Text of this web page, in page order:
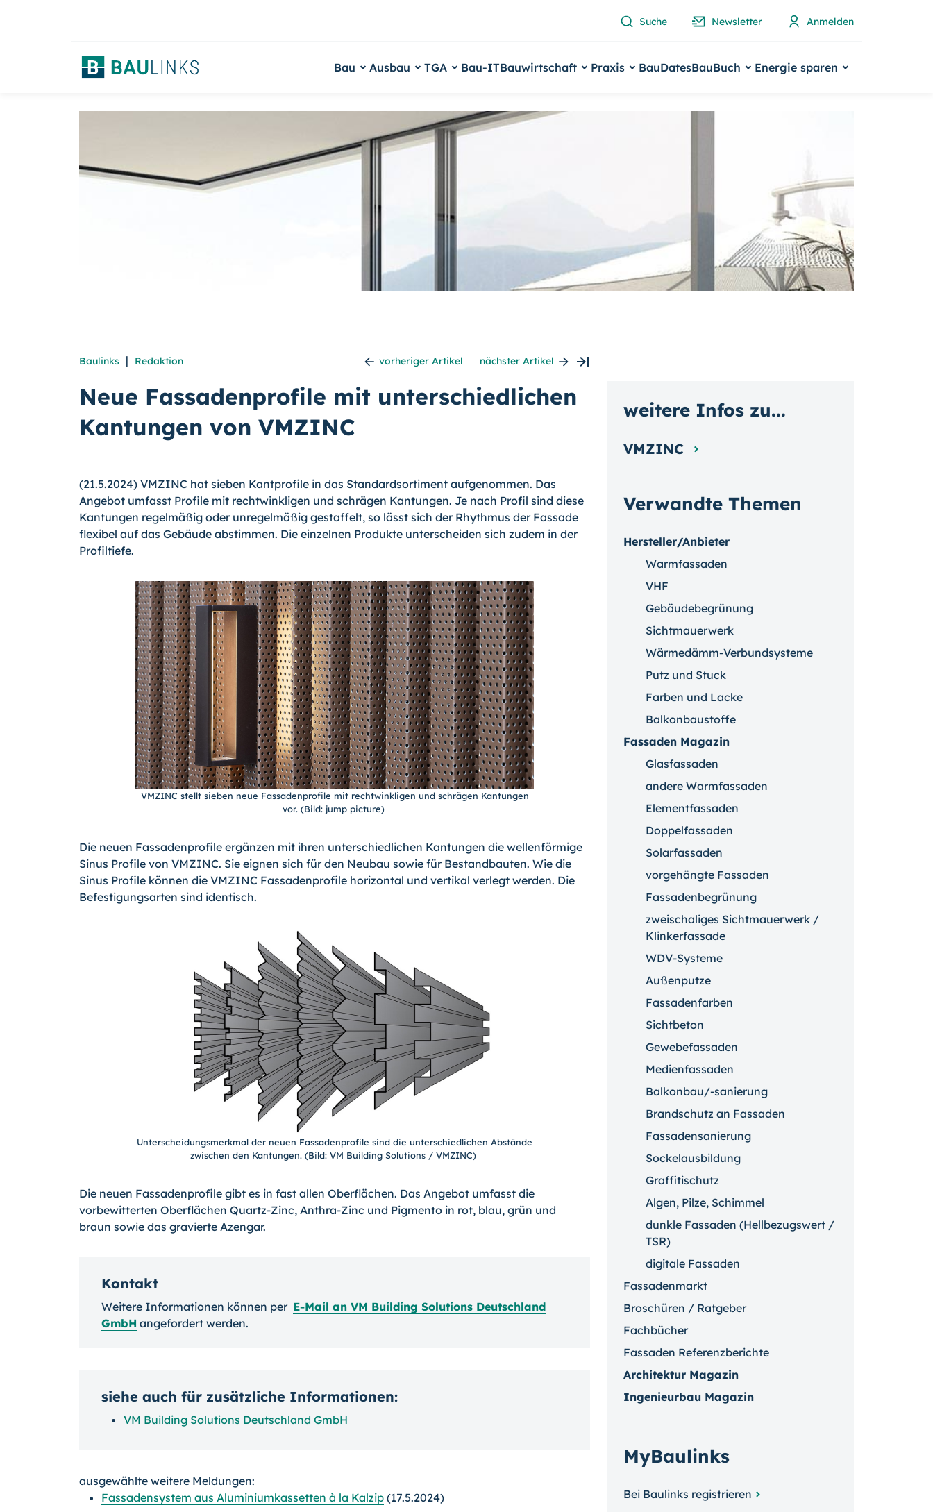
Suche Newsletter Anmelden
Bau Ausbau TGA Bau-ITBauwirtschaft Praxis BauDatesBauBuch Energie sparen
Baulinks | Redaktion vorheriger Artikel nächster Artikel
Neue Fassadenprofile mit unterschiedlichen
Kantungen von VMZINC
(21.5.2024) VMZINC hat sieben Kantprofile in das Standardsortiment aufgenommen. Das
Angebot umfasst Profile mit rechtwinkligen und schrägen Kantungen. Je nach Profil sind diese
Kantungen regelmäßig oder unregelmäßig gestaffelt, so lässt sich der Rhythmus der Fassade
flexibel auf das Gebäude abstimmen. Die einzelnen Produkte unterscheiden sich zudem in der
Profiltiefe.
VMZINC stellt sieben neue Fassadenprofile mit rechtwinkligen und schrägen Kantungen
vor. (Bild: jump picture)
Die neuen Fassadenprofile ergänzen mit ihren unterschiedlichen Kantungen die wellenförmige
Sinus Profile von VMZINC. Sie eignen sich für den Neubau sowie für Bestandbauten. Wie die
Sinus Profile können die VMZINC Fassadenprofile horizontal und vertikal verlegt werden. Die
Befestigungsarten sind identisch.
Unterscheidungsmerkmal der neuen Fassadenprofile sind die unterschiedlichen Abstände
zwischen den Kantungen. (Bild: VM Building Solutions / VMZINC)
Die neuen Fassadenprofile gibt es in fast allen Oberflächen. Das Angebot umfasst die
vorbewitterten Oberflächen Quartz-Zinc, Anthra-Zinc und Pigmento in rot, blau, grün und
braun sowie das gravierte Azengar.
Kontakt
Weitere Informationen können per E-Mail an VM Building Solutions Deutschland
GmbH angefordert werden.
siehe auch für zusätzliche Informationen:
VM Building Solutions Deutschland GmbH
ausgewählte weitere Meldungen:
Fassadensystem aus Aluminiumkassetten à la Kalzip (17.5.2024)
Verwandte Themen
Hersteller/Anbieter
Warmfassaden
VHF
Gebäudebegrünung
Sichtmauerwerk
Wärmedämm-Verbundsysteme
Putz und Stuck
Farben und Lacke
Balkonbaustoffe
Fassaden Magazin
Glasfassaden
andere Warmfassaden
Elementfassaden
Doppelfassaden
Solarfassaden
vorgehängte Fassaden
Fassadenbegrünung
zweischaliges Sichtmauerwerk /
Klinkerfassade
WDV-Systeme
Außenputze
Fassadenfarben
Sichtbeton
Gewebefassaden
Medienfassaden
Balkonbau/-sanierung
Brandschutz an Fassaden
Fassadensanierung
Sockelausbildung
Graffitischutz
Algen, Pilze, Schimmel
dunkle Fassaden (Hellbezugswert /
TSR)
digitale Fassaden
Fassadenmarkt
Broschüren / Ratgeber
Fachbücher
Fassaden Referenzberichte
Architektur Magazin
Ingenieurbau Magazin
MyBaulinks
Bei Baulinks registrieren
weitere Infos zu...
VMZINC